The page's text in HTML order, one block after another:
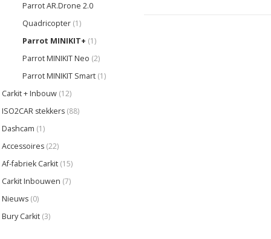
Parrot AR.Drone 2.0
Quadricopter (1)
Parrot MINIKIT+ (1)
Parrot MINIKIT Neo (2)
Parrot MINIKIT Smart (1)
Carkit + Inbouw (12)
ISO2CAR stekkers (88)
Dashcam (1)
Accessoires (22)
Af-fabriek Carkit (15)
Carkit Inbouwen (7)
Nieuws (0)
Bury Carkit (3)